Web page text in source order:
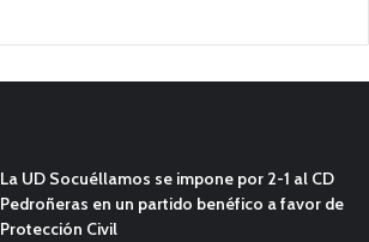
La UD Socuéllamos se impone por 2-1 al CD
Pedroñeras en un partido benéfico a favor de
Protección Civil